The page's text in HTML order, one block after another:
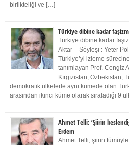
birlikteliği ve […]
Türkiye dibine kadar
Türkiye dibine kadar
Aktar – Söyleşi : Yeter
Türkiye’yi izleme
tanımlayan Prof. Cengiz
Kırgızistan, Özbekistan,
demokratik ülkelerle aynı kümede olan
arasından ikinci küme olarak sıraladığı
Ahmet Telli: ‘Şiirin
Erdem
Ahmet Telli, şiirin